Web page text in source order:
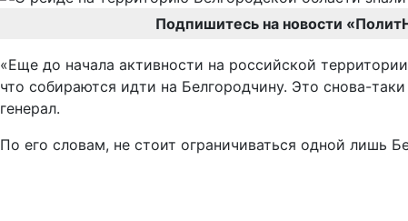
Подпишитесь на новости
«Еще до начала активности на российской
что собираются идти на Белгородчину. Это снова-
генерал.
По его словам, не стоит ограничиваться одной лишь